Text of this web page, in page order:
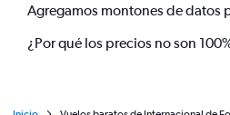
Agregamos montones de datos
¿Por qué los precios no son